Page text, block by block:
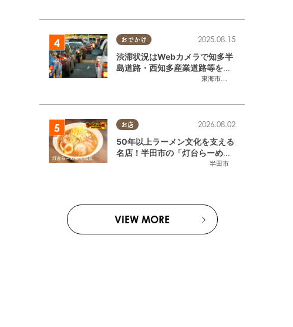
おでかけ
東海市
,大府市
2025.08.15
渋滞状況はWebカメラで知多半
島道路・西知多産業道路等をチ
お店
半田市
2026.08.02
50年以上ラーメン文化を支える
名店！半田市の「灯台らーめん
半田店」へ【熱血ラーメン伝 8
VIEW MORE